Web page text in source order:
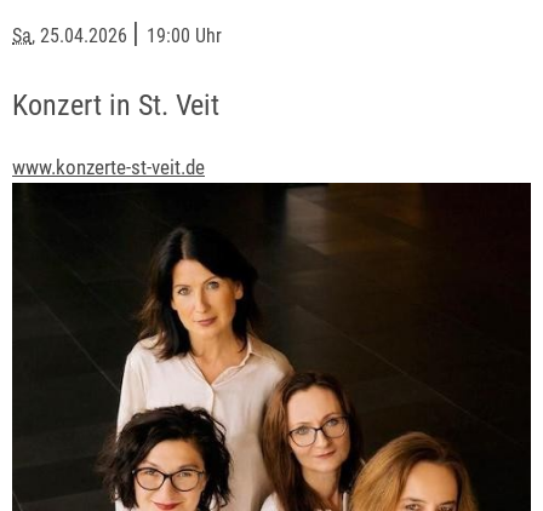
Sa, 25.04.2026 | 19:00 Uhr
Konzert in St. Veit
www.konzerte-st-veit.de